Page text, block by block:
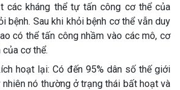
các kháng thể tự tấn công cơ thể của
bệnh. Sau khi khỏi bệnh cơ thể vẫn duy
có thể tấn công nhầm vào các mô, cơ
của cơ thể.
hoạt lại: Có đến 95% dân số thế giới
nhiên nó thường ở trạng thái bất hoạt và